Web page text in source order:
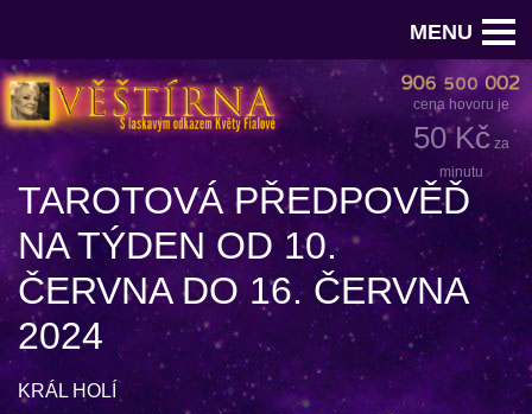
MENU
cena hovoru je
50 Kč za
minutu
TAROTOVÁ PŘEDPOVĚĎ
NA TÝDEN OD 10.
ČERVNA DO 16. ČERVNA
2024
KRÁL HOLÍ